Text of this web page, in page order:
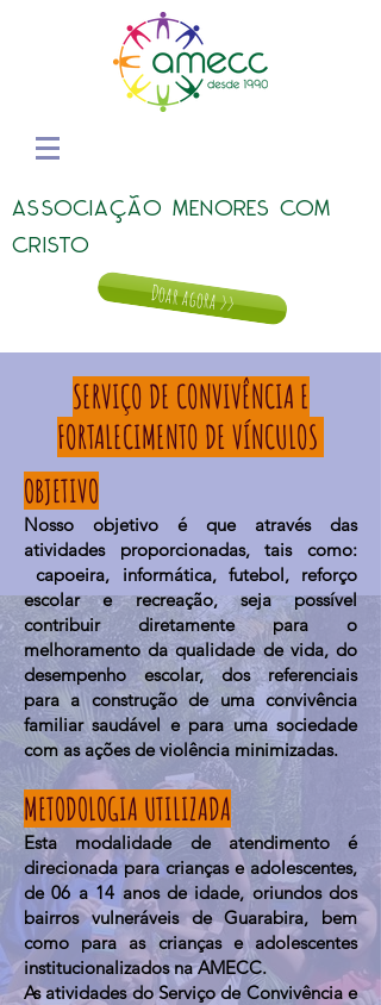
ASSOCIAÇÃO MENORES COM
CRISTO
Doar agora >>
SERVIÇO DE CONVIVÊNCIA E
FORTALECIMENTO DE VÍNCULOS
OBJETIVO
Nosso objetivo é que através das
atividades proporcionadas, tais como:
capoeira, informática, futebol, reforço
escolar e recreação, seja possível
contribuir diretamente para o
melhoramento da qualidade de vida, do
desempenho escolar, dos referenciais
para a construção de uma convivência
familiar saudável e para uma sociedade
com as ações de violência minimizadas.
METODOLOGIA UTILIZADA
Esta modalidade de atendimento é
direcionada para crianças e adolescentes,
de 06 a 14 anos de idade, oriundos dos
bairros vulneráveis de Guarabira, bem
como para as crianças e adolescentes
institucionalizados na AMECC.
As atividades do Serviço de Convivência e